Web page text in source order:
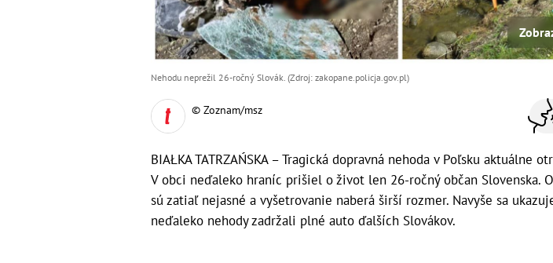
Nehodu neprežil 26-ročný Slovák. (Zdroj: zakopane.policja.gov.pl)
© Zoznam/msz
BIAŁKA TATRZAŃSKA – Tragická dopravná nehoda v Poľsku aktuálne
V obci neďaleko hraníc prišiel o život len 26-ročný občan Slovenska.
sú zatiaľ nejasné a vyšetrovanie naberá širší rozmer. Navyše sa
neďaleko nehody zadržali plné auto ďalších Slovákov.